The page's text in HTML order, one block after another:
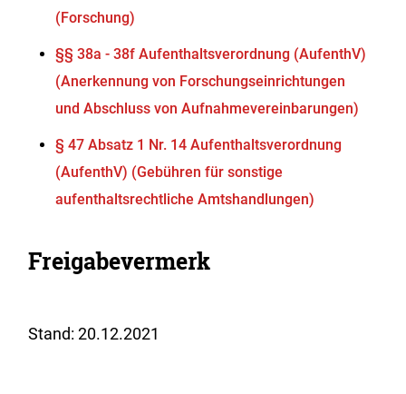
(Forschung)
§§ 38a - 38f Aufenthaltsverordnung (AufenthV)
(Anerkennung von Forschungseinrichtungen
und Abschluss von Aufnahmevereinbarungen)
§ 47 Absatz 1 Nr. 14 Aufenthaltsverordnung
(AufenthV) (Gebühren für sonstige
aufenthaltsrechtliche Amtshandlungen)
Freigabevermerk
Stand: 20.12.2021